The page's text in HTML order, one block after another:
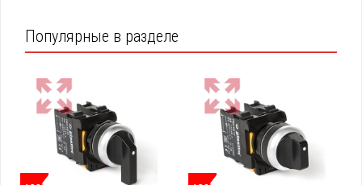
Популярные в разделе